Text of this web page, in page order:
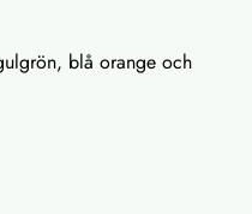
blå orange och